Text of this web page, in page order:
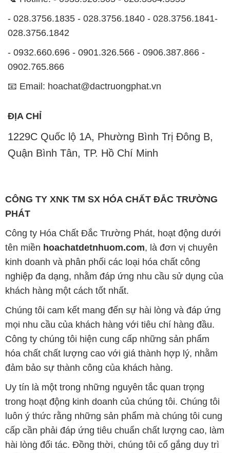
- 028.3756.1835 - 028.3756.1840 - 028.3756.1841-
028.3756.1842
- 0932.660.696 - 0901.326.566 - 0906.387.866 -
0902.765.866
📧 Email: hoachat@dactruongphat.vn
ĐỊA CHỈ
1229C Quốc lộ 1A, Phường Bình Trị Đông B,
Quận Bình Tân, TP. Hồ Chí Minh
CÔNG TY XNK TM SX HÓA CHẤT ĐẮC TRƯỜNG
PHÁT
Công ty Hóa Chất Đắc Trường Phát, hoạt động dưới
tên miền hoachatdetnhuom.com, là đơn vị chuyên
kinh doanh và phân phối các loại hóa chất công
nghiệp đa dạng, nhằm đáp ứng nhu cầu sử dụng của
khách hàng một cách tốt nhất.
Chúng tôi cam kết mang đến sự hài lòng và đáp ứng
mọi nhu cầu của khách hàng với tiêu chí hàng đầu.
Công ty chúng tôi hiện cung cấp những sản phẩm
hóa chất chất lượng cao với giá thành hợp lý, nhằm
đảm bảo sự thành công của khách hàng.
Uy tín là một trong những nguyên tắc quan trọng
trong hoạt động kinh doanh của chúng tôi. Chúng tôi
luôn ý thức rằng những sản phẩm mà chúng tôi cung
cấp cần phải đáp ứng tiêu chuẩn chất lượng cao, làm
hài lòng đối tác. Đồng thời, chúng tôi cố gắng duy trì